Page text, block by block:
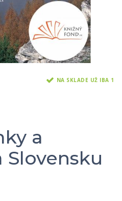
NA SKLADE UŽ IBA 1
a
Slovensku